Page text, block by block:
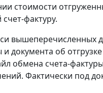
стоимости
фактуру.
вышеперечисленных
документа об
обмена счета-
Фактически под